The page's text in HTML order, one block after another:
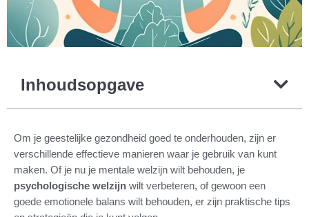
Inhoudsopgave
Om je geestelijke gezondheid goed te onderhouden, zijn er
verschillende effectieve manieren waar je gebruik van kunt
maken. Of je nu je mentale welzijn wilt behouden, je
psychologische welzijn wilt verbeteren, of gewoon een
goede emotionele balans wilt behouden, er zijn praktische tips